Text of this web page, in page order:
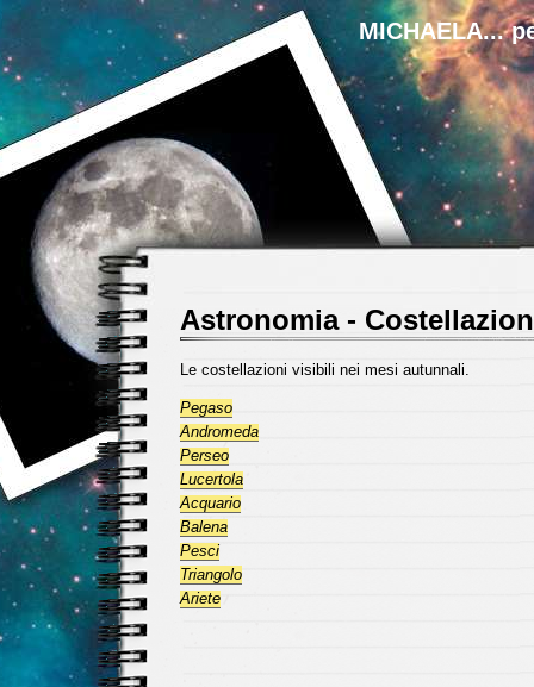
MICHAELA...
Astronomia -
Le costellazioni visibili nei mesi autunnali.
Pegaso
Andromeda
Perseo
Lucertola
Acquario
Balena
Pesci
Triangolo
Ariete